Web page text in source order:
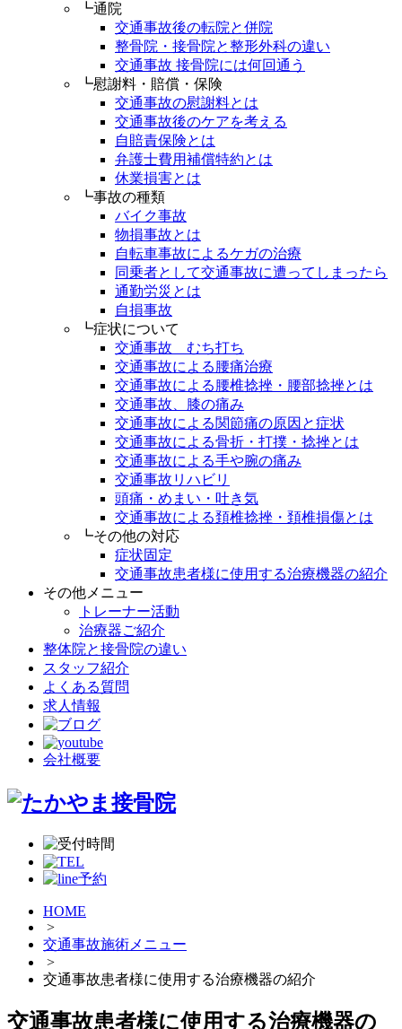
┗通院
交通事故後の転院と併院
整骨院・接骨院と整形外科の違い
交通事故 接骨院には何回通う
┗慰謝料・賠償・保険
交通事故の慰謝料とは
交通事故後のケアを考える
自賠責保険とは
弁護士費用補償特約とは
休業損害とは
┗事故の種類
バイク事故
物損事故とは
自転車事故によるケガの治療
同乗者として交通事故に遭ってしまったら
通勤労災とは
自損事故
┗症状について
交通事故 むち打ち
交通事故による腰痛治療
交通事故による腰椎捻挫・腰部捻挫とは
交通事故、膝の痛み
交通事故による関節痛の原因と症状
交通事故による骨折・打撲・捻挫とは
交通事故による手や腕の痛み
交通事故リハビリ
頭痛・めまい・吐き気
交通事故による頚椎捻挫・頚椎損傷とは
┗その他の対応
症状固定
交通事故患者様に使用する治療機器の紹介
その他メニュー
トレーナー活動
治療器ご紹介
整体院と接骨院の違い
スタッフ紹介
よくある質問
求人情報
会社概要
HOME
>
交通事故施術メニュー
>
交通事故患者様に使用する治療機器の紹介
交通事故患者様に使用する治療機器の